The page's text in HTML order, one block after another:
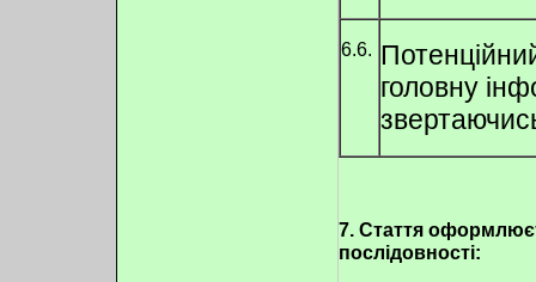
6.6.
головну
7. Стаття
послідовності: